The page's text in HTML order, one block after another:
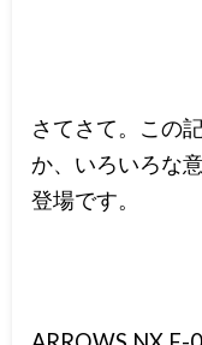
さてさて。この
か、いろいろな
登場です。